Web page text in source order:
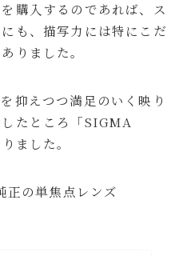
購入するのであれば、ス
も、描写力には特にこだ
りました。
抑えつつ満足のいく映り
たところ「SIGMA
ました。
正の単焦点レンズ